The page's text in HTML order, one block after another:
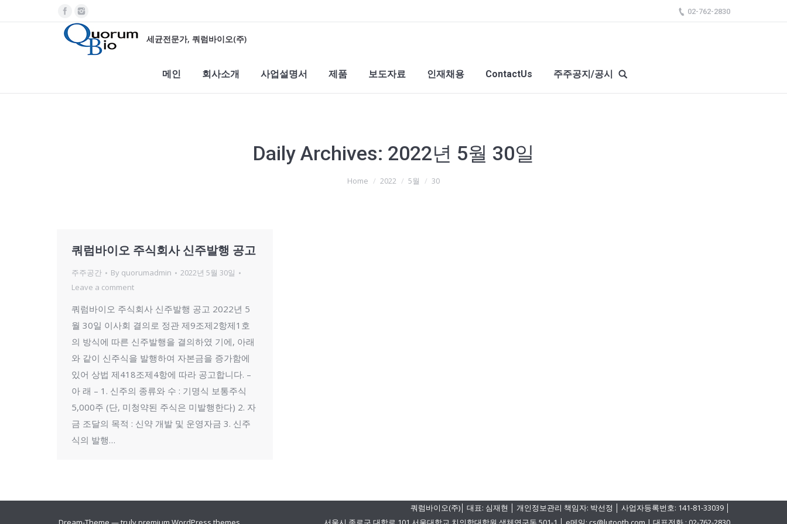
02-762-2830
세균전문가, 쿼럼바이오(주)
메인 회사소개 사업설명서 제품 보도자료 인재채용 ContactUs 주주공지/공시
Daily Archives: 2022년 5월 30일
Home 2022 5월 30
쿼럼바이오 주식회사 신주발행 공고
주주공간 By quorumadmin
2022년 5월 30일
Leave a comment
쿼럼바이오 주식회사 신주발행 공고 2022년 5
월 30일 이사회 결의로 정관 제9조제2항제1호
의 방식에 따른 신주발행을 결의하였 기에, 아래
와 같이 신주식을 발행하여 자본금을 증가함에
있어 상법 제418조제4항에 따라 공고합니다. –
아 래 – 1. 신주의 종류와 수 : 기명식 보통주식
5,000주 (단, 미청약된 주식은 미발행한다) 2. 자
금 조달의 목적 : 신약 개발 및 운영자금 3. 신주
식의 발행…
쿼럼바이오(주)│ 대표: 심재현 │ 개인정보관리 책임자: 박선정 │ 사업자등록번호: 141-81-33039 │